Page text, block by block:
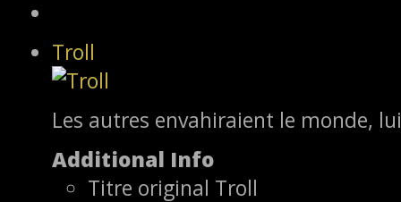
Troll
Les autres envahiraient le monde,
Additional Info
Titre original Troll